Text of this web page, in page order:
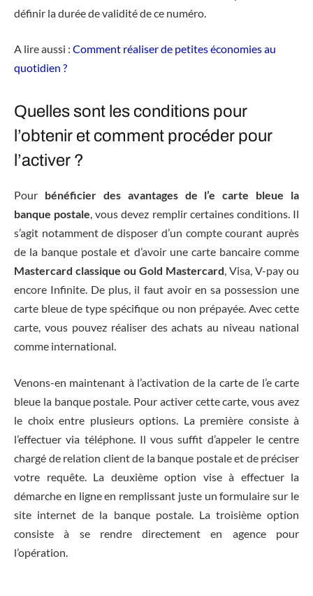
définir la durée de validité de ce numéro.
A lire aussi : Comment réaliser de petites économies au
quotidien ?
Quelles sont les conditions pour
l’obtenir et comment procéder pour
l’activer ?
Pour bénéficier des avantages de l’e carte bleue la
banque postale, vous devez remplir certaines conditions. Il
s’agit notamment de disposer d’un compte courant auprès
de la banque postale et d’avoir une carte bancaire comme
Mastercard classique ou Gold Mastercard, Visa, V-pay ou
encore Infinite. De plus, il faut avoir en sa possession une
carte bleue de type spécifique ou non prépayée. Avec cette
carte, vous pouvez réaliser des achats au niveau national
comme international.
Venons-en maintenant à l’activation de la carte de l’e carte
bleue la banque postale. Pour activer cette carte, vous avez
le choix entre plusieurs options. La première consiste à
l’effectuer via téléphone. Il vous suffit d’appeler le centre
chargé de relation client de la banque postale et de préciser
votre requête. La deuxième option vise à effectuer la
démarche en ligne en remplissant juste un formulaire sur le
site internet de la banque postale. La troisième option
consiste à se rendre directement en agence pour
l’opération.